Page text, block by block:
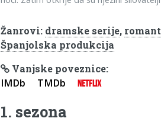
Žanrovi: dramske serije,
Španjolska produkcija
Vanjske poveznice:
IMDb TMDb NETFLIX
1. sezona